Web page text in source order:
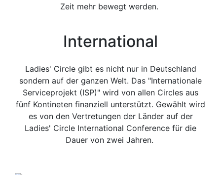
Zeit mehr bewegt werden.
International
Ladies' Circle gibt es nicht nur in Deutschland
sondern auf der ganzen Welt. Das "Internationale
Serviceprojekt (ISP)" wird von allen Circles aus
fünf Kontineten finanziell unterstützt. Gewählt wird
es von den Vertretungen der Länder auf der
Ladies' Circle International Conference für die
Dauer von zwei Jahren.